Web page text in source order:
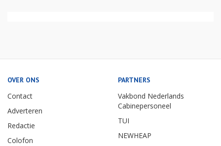
OVER ONS
Contact
Adverteren
Redactie
Colofon
PARTNERS
Vakbond Nederlands
Cabinepersoneel
TUI
NEWHEAP